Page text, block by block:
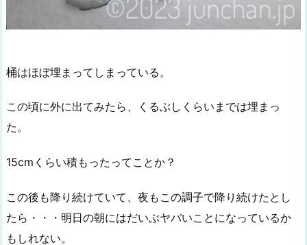
桶はほぼ埋まってしまっている。
この頃に外に出てみたら、くるぶしくらいまでは埋まっ
た。
15cmくらい積もったってことか？
この後も降り続けていて、夜もこの調子で降り続けたとし
たら・・・明日の朝にはだいぶヤバいことになっているか
もしれない。